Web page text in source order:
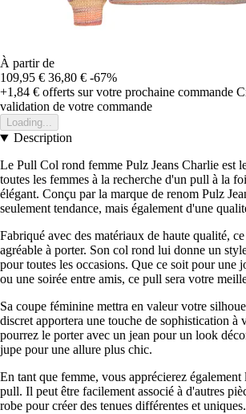
À partir de
109,95 € 36,80 € -67%
+1,84 € offerts sur votre prochaine commande
validation de votre commande
Loading...
Description
Le Pull Col rond femme Pulz Jeans Charlie est
toutes les femmes à la recherche d'un pull à la
élégant. Conçu par la marque de renom Pulz
seulement tendance, mais également d'une
Fabriqué avec des matériaux de haute qualité,
agréable à porter. Son col rond lui donne un
pour toutes les occasions. Que ce soit pour une
ou une soirée entre amis, ce pull sera votre
Sa coupe féminine mettra en valeur votre
discret apportera une touche de sophistication à
pourrez le porter avec un jean pour un look
jupe pour une allure plus chic.
En tant que femme, vous apprécierez
pull. Il peut être facilement associé à d'autres
robe pour créer des tenues différentes et uniques.